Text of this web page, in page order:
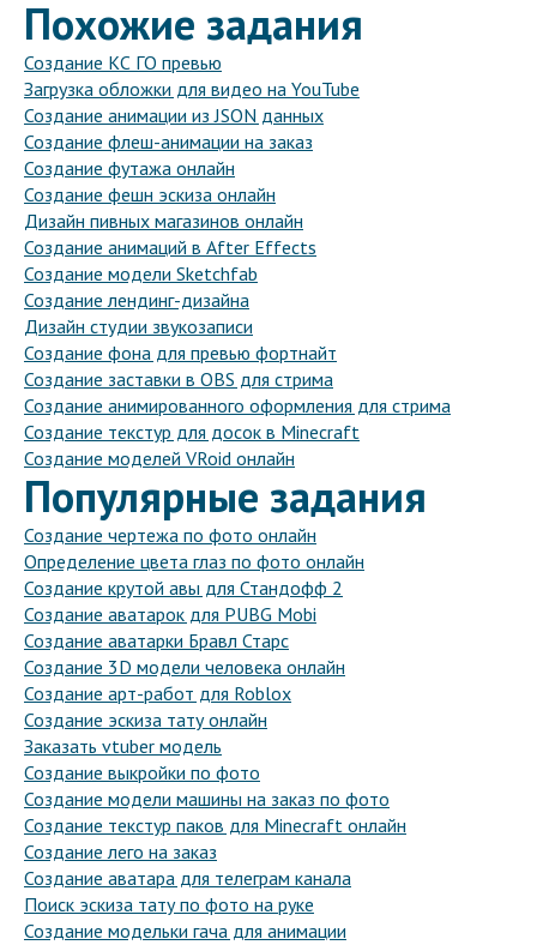
Похожие задания
Создание КС ГО превью
Загрузка обложки для видео на YouTube
Создание анимации из JSON данных
Создание флеш-анимации на заказ
Создание футажа онлайн
Создание фешн эскиза онлайн
Дизайн пивных магазинов онлайн
Создание анимаций в After Effects
Создание модели Sketchfab
Создание лендинг-дизайна
Дизайн студии звукозаписи
Создание фона для превью фортнайт
Создание заставки в OBS для стрима
Создание анимированного оформления для стрима
Создание текстур для досок в Minecraft
Создание моделей VRoid онлайн
Популярные задания
Создание чертежа по фото онлайн
Определение цвета глаз по фото онлайн
Создание крутой авы для Стандофф 2
Создание аватарок для PUBG Mobi
Создание аватарки Бравл Старс
Создание 3D модели человека онлайн
Создание арт-работ для Roblox
Создание эскиза тату онлайн
Заказать vtuber модель
Создание выкройки по фото
Создание модели машины на заказ по фото
Создание текстур паков для Minecraft онлайн
Создание лего на заказ
Создание аватара для телеграм канала
Поиск эскиза тату по фото на руке
Создание модельки гача для анимации